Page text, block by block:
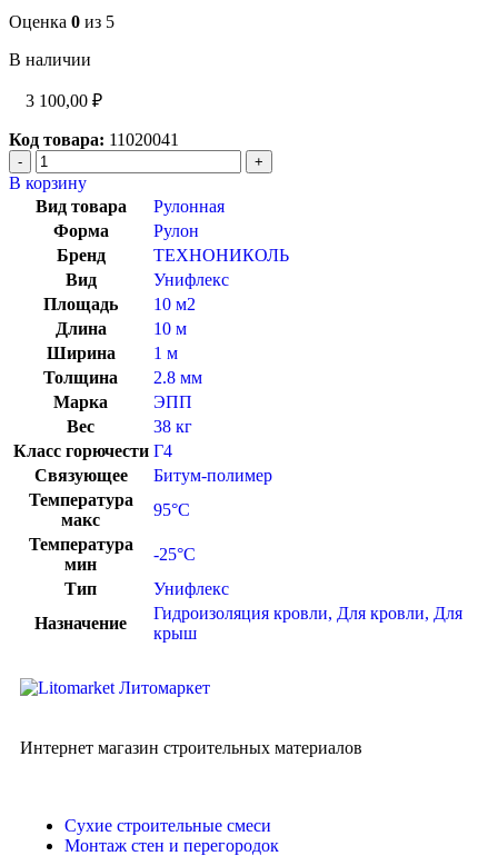
Оценка 0 из 5
В наличии
3 100,00 ₽
Код товара: 11020041
В корзину
Вид товара
Рулонная
Форма
Рулон
Бренд
ТЕХНОНИКОЛЬ
Вид
Унифлекс
Площадь
10 м2
Длина
10 м
Ширина
1 м
Толщина
2.8 мм
Марка
ЭПП
Вес
38 кг
Класс горючести Г4
Связующее
Битум-полимер
Температура
макс
95°C
Температура
мин
-25°C
Тип
Унифлекс
Назначение
Гидроизоляция кровли, Для кровли, Для
крыш
Интернет магазин строительных материалов
Сухие строительные смеси
Монтаж стен и перегородок